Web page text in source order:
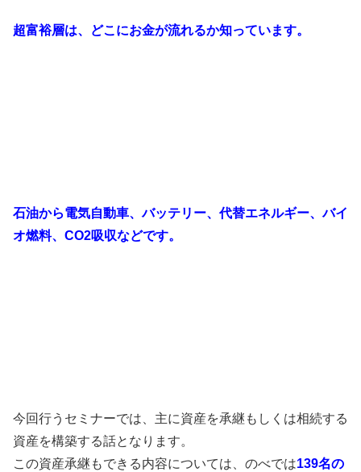
超富裕層は、どこにお金が流れるか知っています。
石油から電気自動車、バッテリー、代替エネルギー、バイ
オ燃料、CO2吸収などです。
今回行うセミナーでは、主に資産を承継もしくは相続する
資産を構築する話となります。
この資産承継もできる内容については、のべでは139名の